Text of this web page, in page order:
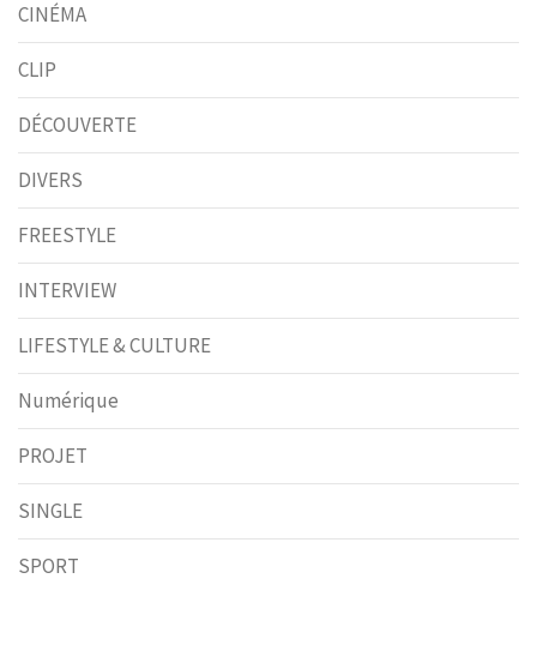
CINÉMA
CLIP
DÉCOUVERTE
DIVERS
FREESTYLE
INTERVIEW
LIFESTYLE & CULTURE
Numérique
PROJET
SINGLE
SPORT